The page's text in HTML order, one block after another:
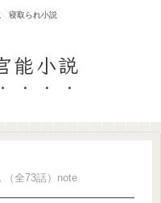
寝取られ小説
能小説
（全73話）note